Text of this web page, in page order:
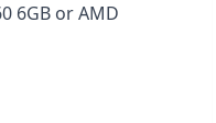
6GB or AMD